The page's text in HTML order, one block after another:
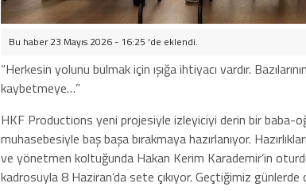
Bu haber 23 Mayıs 2026 - 16:25 'de eklendi.
“Herkesin yolunu bulmak için ışığa ihtiyacı vardır.
kaybetmeye…”
HKF Productions yeni projesiyle izleyiciyi derin bir baba-
muhasebesiyle baş başa bırakmaya hazırlanıyor.
ve yönetmen koltuğunda Hakan Kerim Karademir’in
kadrosuyla 8 Haziran’da sete çıkıyor. Geçtiğimiz günlerde